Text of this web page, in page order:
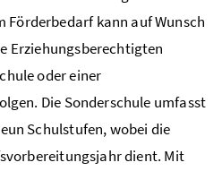
kann auf Wunsch
Erziehungsberechtigten
oder einer
Die Sonderschule umfasst
Schulstufen, wobei die
dient. Mit